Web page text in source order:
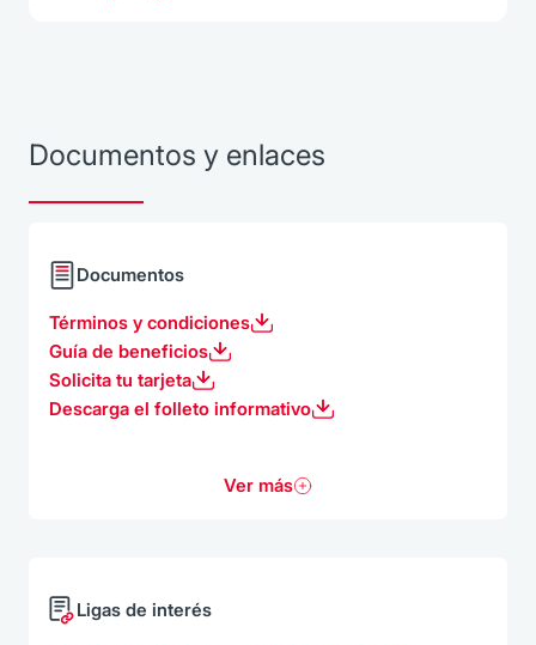
Documentos y enlaces
Documentos
Términos y condiciones
Guía de beneficios
Solicita tu tarjeta
Descarga el folleto informativo
Ver más
Ligas de interés